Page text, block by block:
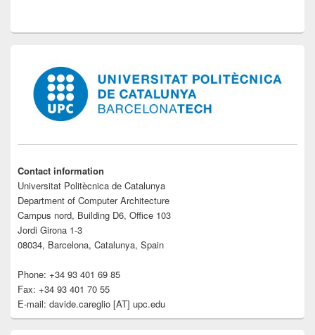
Contact information
Universitat Politècnica de Catalunya
Department of Computer Architecture
Campus nord, Building D6, Office 103
Jordi Girona 1-3
08034, Barcelona, Catalunya, Spain
Phone: +34 93 401 69 85
Fax: +34 93 401 70 55
E-mail: davide.careglio [AT] upc.edu